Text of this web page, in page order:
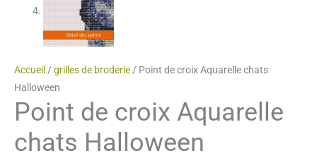
Accueil / grilles de broderie / Point de croix Aquarelle chats
Halloween
Point de croix Aquarelle
chats Halloween